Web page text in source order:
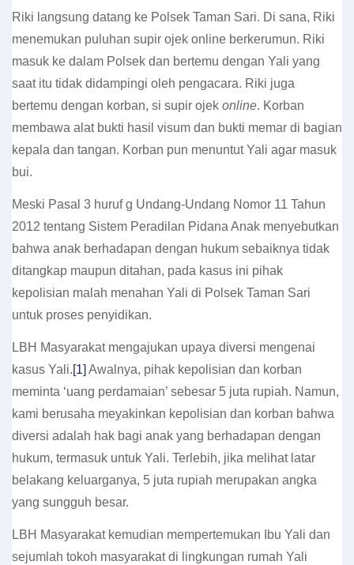
Riki langsung datang ke Polsek Taman Sari. Di sana, Riki
menemukan puluhan supir ojek online berkerumun. Riki
masuk ke dalam Polsek dan bertemu dengan Yali yang
saat itu tidak didampingi oleh pengacara. Riki juga
bertemu dengan korban, si supir ojek online. Korban
membawa alat bukti hasil visum dan bukti memar di bagian
kepala dan tangan. Korban pun menuntut Yali agar masuk
bui.
Meski Pasal 3 huruf g Undang-Undang Nomor 11 Tahun
2012 tentang Sistem Peradilan Pidana Anak menyebutkan
bahwa anak berhadapan dengan hukum sebaiknya tidak
ditangkap maupun ditahan, pada kasus ini pihak
kepolisian malah menahan Yali di Polsek Taman Sari
untuk proses penyidikan.
LBH Masyarakat mengajukan upaya diversi mengenai
kasus Yali.[1] Awalnya, pihak kepolisian dan korban
meminta ‘uang perdamaian’ sebesar 5 juta rupiah. Namun,
kami berusaha meyakinkan kepolisian dan korban bahwa
diversi adalah hak bagi anak yang berhadapan dengan
hukum, termasuk untuk Yali. Terlebih, jika melihat latar
belakang keluarganya, 5 juta rupiah merupakan angka
yang sungguh besar.
LBH Masyarakat kemudian mempertemukan Ibu Yali dan
sejumlah tokoh masyarakat di lingkungan rumah Yali